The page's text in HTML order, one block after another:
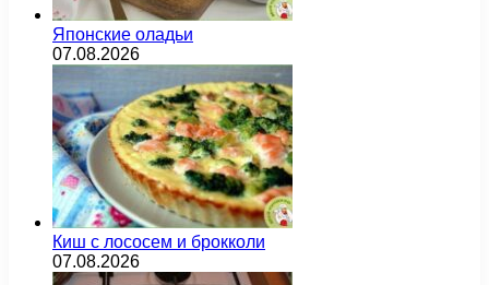
Японские оладьи
07.08.2026
Киш с лососем и брокколи
07.08.2026